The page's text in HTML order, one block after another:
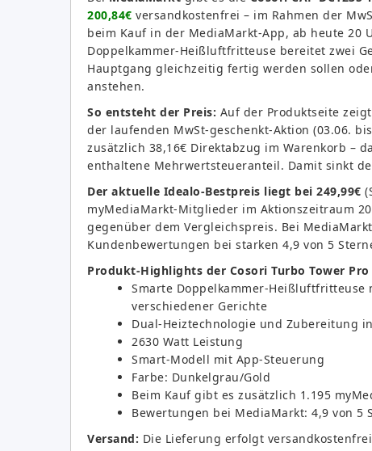
200,84€ versandkostenfrei – im Rahmen der
beim Kauf in der MediaMarkt-App, ab heute 20
Doppelkammer-Heißluftfritteuse bereitet zwei
Hauptgang gleichzeitig fertig werden sollen
anstehen.
So entsteht der Preis: Auf der Produktseite
der laufenden MwSt-geschenkt-Aktion (03.06.
zusätzlich 38,16€ Direktabzug im Warenkorb –
enthaltene Mehrwertsteueranteil. Damit sinkt
Der aktuelle Idealo-Bestpreis liegt bei 249,99€
myMediaMarkt-Mitglieder im Aktionszeitraum
gegenüber dem Vergleichspreis. Bei
Kundenbewertungen bei starken 4,9 von 5
Produkt-Highlights der Cosori Turbo Tower
Smarte Doppelkammer-
verschiedener Gerichte
Dual-Heiztechnologie und Zubereitung
2630 Watt Leistung
Smart-Modell mit App-Steuerung
Farbe: Dunkelgrau/Gold
Beim Kauf gibt es zusätzlich 1.195
Bewertungen bei MediaMarkt: 4,9 von 5
Versand: Die Lieferung erfolgt